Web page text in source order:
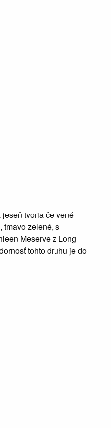
tvoria červené
tmavo zelené, s
Meserve z Long
tohto druhu je do